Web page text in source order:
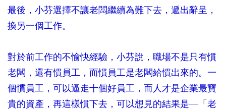
最後，小芬選擇不讓老闆繼續為難下去，遞出辭呈，
換另一個工作。
對於前工作的不愉快經驗，小芬說，職場不是只有慣
老闆，還有慣員工，而慣員工是老闆給慣出來的。一
個慣員工，可以逼走十個好員工，而人才是企業最寶
貴的資產，再這樣慣下去，可以想見的結果是— 「老